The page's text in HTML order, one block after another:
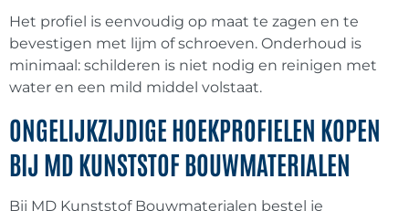
Gevelbekleding toebehoren
Kerrafront gevelbekleding 0)
Kunststof Rabatdelen (0 )
Eurotexx rabatdelen (0
Het profiel is eenvoudig op maat te zagen en te
bevestigen met lijm of schroeven. Onderhoud is
minimaal: schilderen is niet nodig en reinigen met
water en een mild middel volstaat.
ONGELIJKZIJDIGE HOEKPROFIELEN KOPEN
BIJ MD KUNSTSTOF BOUWMATERIALEN
Bij MD Kunststof Bouwmaterialen bestel je